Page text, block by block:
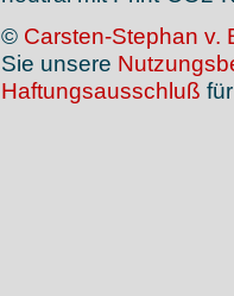
© Carsten-Stephan v.
Sie unsere
Haftungsausschluß